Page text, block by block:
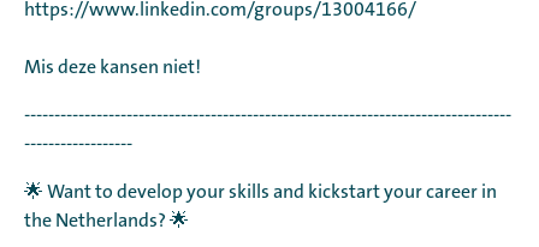
https://www.linkedin.com/groups/13004166/
Mis deze kansen niet!
---------------------------------------------------------------------------------
------------------
🌟 Want to develop your skills and kickstart your career in
the Netherlands? 🌟